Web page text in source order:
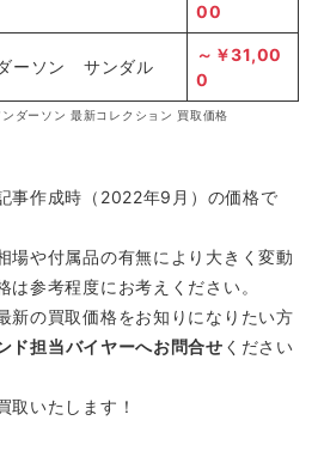
00
ーソン サンダル
～￥31,00
0
ダーソン 最新コレクション 買取価格
事作成時（2022年9月）の価格で
場や付属品の有無により大きく変動
は参考程度にお考えください。
新の買取価格をお知りになりたい方
ド担当バイヤーへお問合せ ください
取いたします！